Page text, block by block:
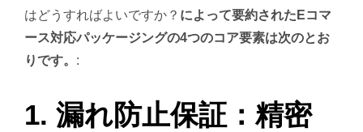
はどうすればよいですか？ によって要約されたEコマ
ース対応パッケージングの4つのコア要素は次のとお
りです。 :
1. 漏れ防止保証：精密